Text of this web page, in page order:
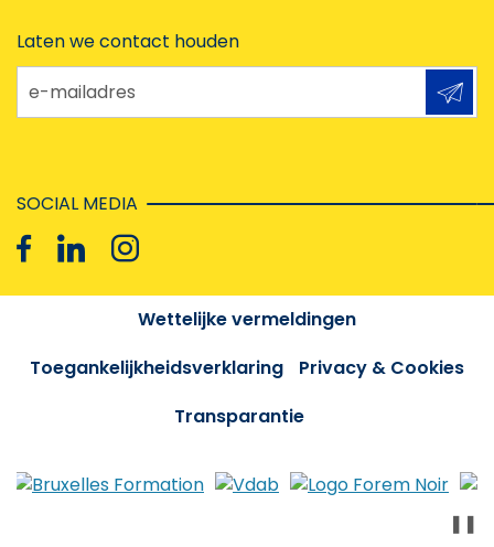
Laten we contact houden
e-mailadres
SOCIAL MEDIA
Wettelijke vermeldingen
Toegankelijkheidsverklaring
Privacy & Cookies
Transparantie
❚❚